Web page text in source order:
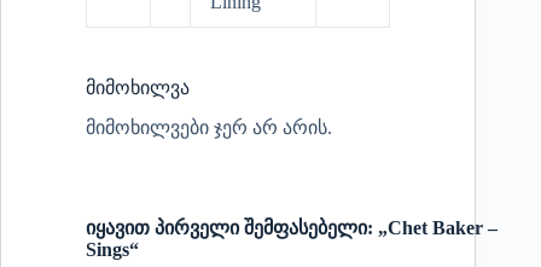
მიმოხილვა
მიმოხილვები ჯერ არ არის.
იყავით პირველი შემფასებელი: „Chet Baker –
Sings“